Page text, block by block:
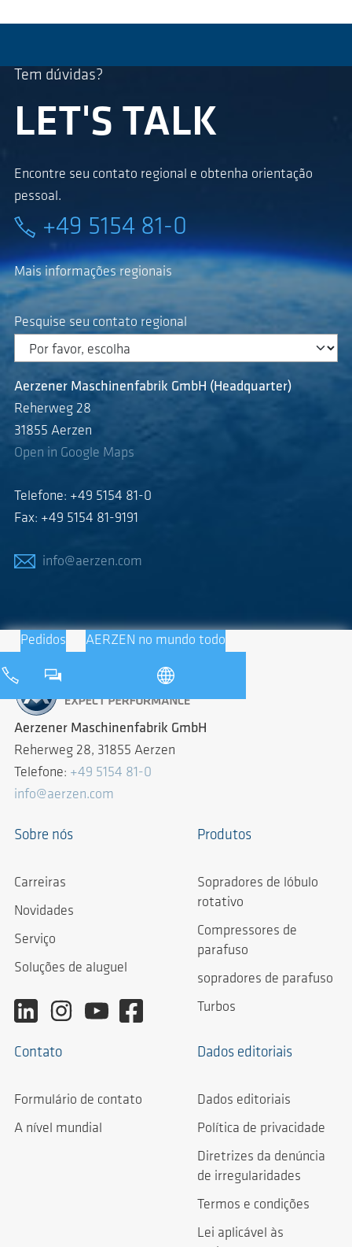
Tem dúvidas?
LET'S TALK
Encontre seu contato regional e obtenha orientação
pessoal.
+49 5154 81-0
Mais informações regionais
Pesquise seu contato regional
Aerzener Maschinenfabrik GmbH (Headquarter)
Reherweg 28
31855 Aerzen
Open in Google Maps
Telefone: +49 5154 81-0
Fax: +49 5154 81-9191
info@aerzen.com
Pedidos AERZEN no mundo todo
Aerzener Maschinenfabrik GmbH
Reherweg 28, 31855 Aerzen
Telefone: +49 5154 81-0
info@aerzen.com
Sobre nós
Carreiras
Novidades
Serviço
Soluções de aluguel
Produtos
Sopradores de lóbulo
rotativo
Compressores de
parafuso
sopradores de parafuso
Turbos
Contato
Formulário de contato
A nível mundial
Dados editoriais
Dados editoriais
Política de privacidade
Diretrizes da denúncia
de irregularidades
Termos e condições
Lei aplicável às